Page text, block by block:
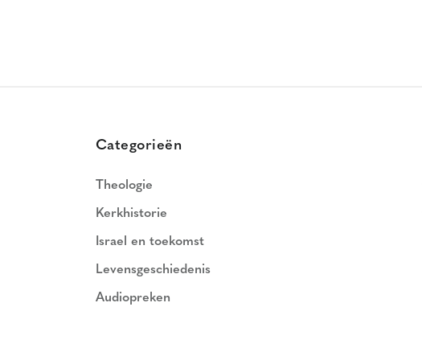
Categorieën
Theologie
Kerkhistorie
Israel en toekomst
Levensgeschiedenis
Audiopreken